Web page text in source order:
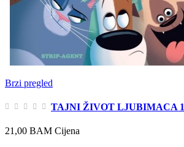
Brzi pregled
TAJNI ŽIVOT LJUBIMACA 1
21,00 BAM Cijena